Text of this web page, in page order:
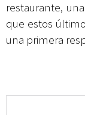
restaurante,
que estos
una primera